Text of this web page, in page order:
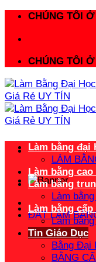
CHÚNG TÔI
CHÚNG TÔI
ĐẶT LÀM
Làm bằng đại
LÀM
Làm bằng cao
Làm bằng
Làm
Làm bằng cấp
Làm
Tin Giáo Dục
Bằng Đại
BẰNG